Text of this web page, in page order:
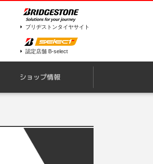
ブリヂストンタイヤサイト
認定店舗 B-select
ショップ情報